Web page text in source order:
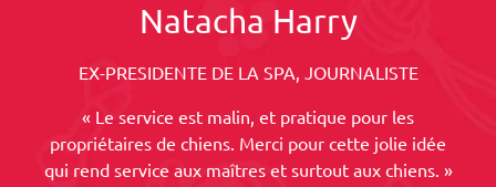
Natacha Harry
EX-PRESIDENTE DE LA SPA, JOURNALISTE
« Le service est malin, et pratique pour les
propriétaires de chiens. Merci pour cette jolie idée
qui rend service aux maîtres et surtout aux chiens. »